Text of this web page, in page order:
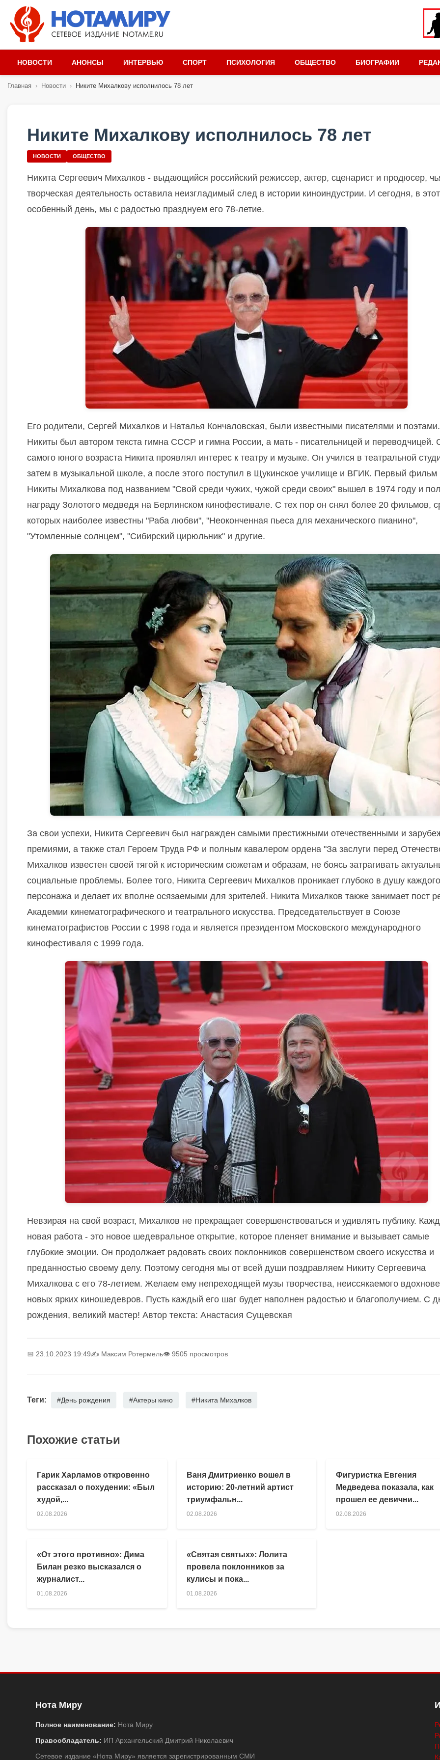
НОВОСТИ АНОНСЫ ИНТЕРВЬЮ СПОРТ ПСИХОЛОГИЯ ОБЩЕСТВО БИОГРАФИИ
Главная › Новости › Никите Михалкову исполнилось 78 лет
Никите Михалкову исполнилось 78 лет
НОВОСТИ ОБЩЕСТВО
Никита Сергеевич Михалков - выдающийся российский режиссер, актер, сценарист и продюсер,
творческая деятельность оставила неизгладимый след в истории киноиндустрии. И сегодня, в этот
особенный день, мы с радостью празднуем его 78-летие.
Его родители, Сергей Михалков и Наталья Кончаловская, были известными писателями и
Никиты был автором текста гимна СССР и гимна России, а мать - писательницей и переводчицей.
самого юного возраста Никита проявлял интерес к театру и музыке. Он учился в театральной
затем в музыкальной школе, а после этого поступил в Щукинское училище и ВГИК. Первый фильм
Никиты Михалкова под названием "Свой среди чужих, чужой среди своих" вышел в 1974 году и
награду Золотого медведя на Берлинском кинофестивале. С тех пор он снял более 20 фильмов,
которых наиболее известны "Раба любви", "Неоконченная пьеса для механического пианино",
"Утомленные солнцем", "Сибирский цирюльник" и другие.
За свои успехи, Никита Сергеевич был награжден самыми престижными отечественными и
премиями, а также стал Героем Труда РФ и полным кавалером ордена "За заслуги перед
Михалков известен своей тягой к историческим сюжетам и образам, не боясь затрагивать
социальные проблемы. Более того, Никита Сергеевич Михалков проникает глубоко в душу каждого
персонажа и делает их вполне осязаемыми для зрителей. Никита Михалков также занимает пост
Академии кинематографического и театрального искусства. Председательствует в Союзе
кинематографистов России с 1998 года и является президентом Московского международного
кинофестиваля с 1999 года.
Невзирая на свой возраст, Михалков не прекращает совершенствоваться и удивлять публику.
новая работа - это новое шедевральное открытие, которое пленяет внимание и вызывает самые
глубокие эмоции. Он продолжает радовать своих поклонников совершенством своего искусства и
преданностью своему делу. Поэтому сегодня мы от всей души поздравляем Никиту Сергеевича
Михалкова с его 78-летием. Желаем ему непреходящей музы творчества, неиссякаемого
новых ярких киношедевров. Пусть каждый его шаг будет наполнен радостью и благополучием. С
рождения, великий мастер! Автор текста: Анастасия Сущевская
📅 23.10.2023 19:49✍️ Максим Ротермель👁 9505 просмотров
Теги: #День рождения #Актеры кино #Никита Михалков
Похожие статьи
Гарик Харламов откровенно
рассказал о похудении: «Был
худой,...
02.08.2026
Ваня Дмитриенко вошел в
историю: 20-летний артист
триумфальн...
02.08.2026
Фигуристка Евгения
Медведева показала, как
прошел ее девични...
02.08.2026
«От этого противно»: Дима
Билан резко высказался о
журналист...
01.08.2026
«Святая святых»: Лолита
провела поклонников за
кулисы и пока...
01.08.2026
Нота Миру
Полное наименование: Нота Миру
Правообладатель: ИП Архангельский Дмитрий Николаевич
Сетевое издание «Нота Миру» является зарегистрированным СМИ